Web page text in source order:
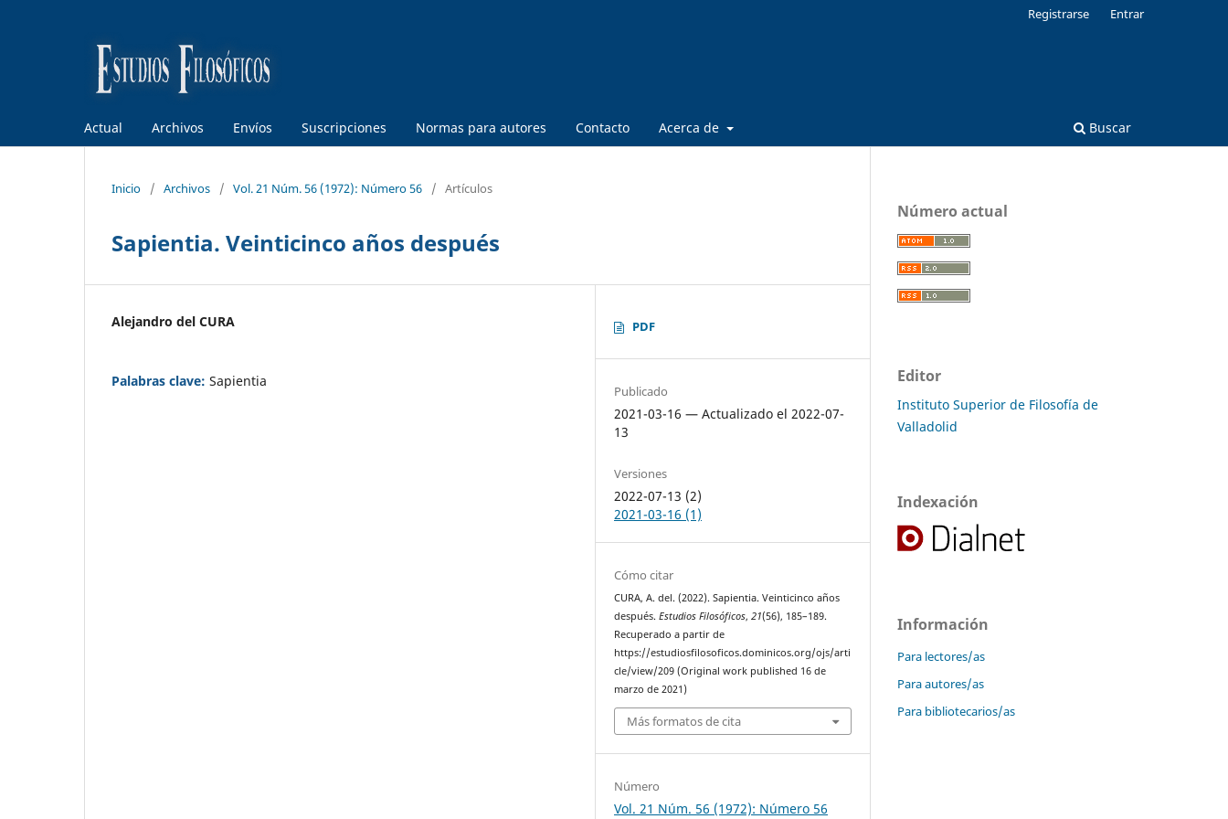
Actual Archivos Envíos Suscripciones Normas para autores Contacto Acerca de Buscar
Registrarse Entrar
Inicio / Archivos / Vol. 21 Núm. 56 (1972): Número 56 / Artículos
Sapientia. Veinticinco años después
Alejandro del CURA
Palabras clave: Sapientia
PDF
Publicado
2021-03-16 — Actualizado el 2022-07-
13
Versiones
2022-07-13 (2)
2021-03-16 (1)
Cómo citar
CURA, A. del. (2022). Sapientia. Veinticinco años
después.Estudios Filosóficos,21(56), 185–189.
Recuperado a partir de
https://estudiosfilosoficos.dominicos.org/ojs/arti
cle/view/209 (Original work published 16 de
marzo de 2021)
Más formatos de cita
Número
Vol. 21 Núm. 56 (1972): Número 56
Número actual
Editor
Instituto Superior de Filosofía de
Valladolid
Indexación
Información
Para lectores/as
Para autores/as
Para bibliotecarios/as